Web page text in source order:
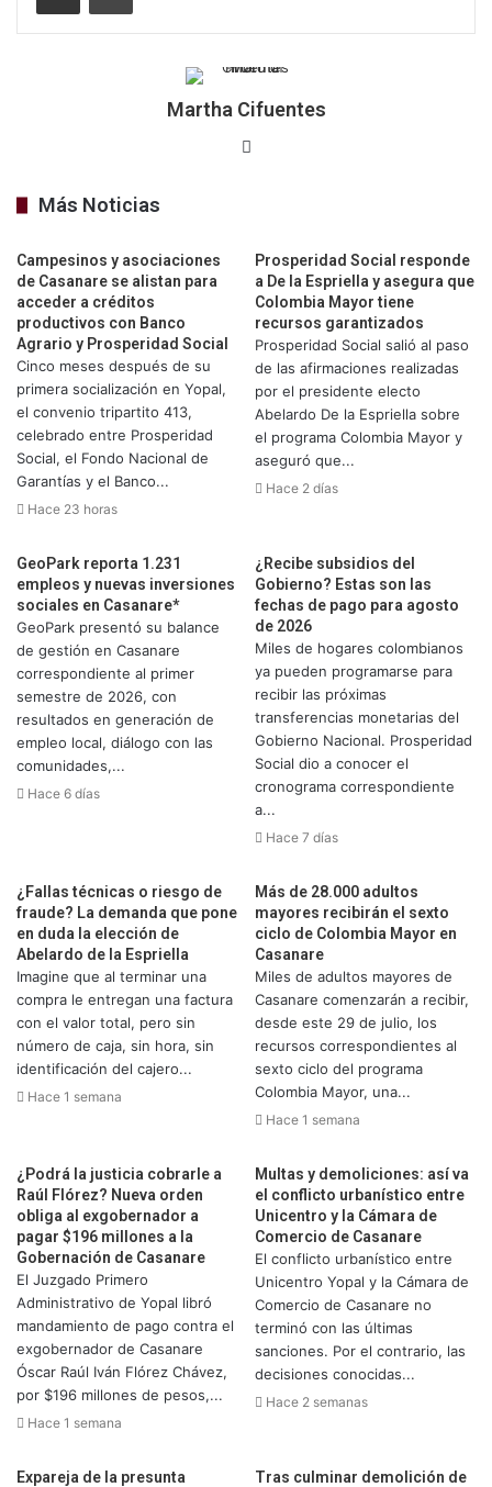
Martha Cifuentes
Sitio
Más Noticias
Campesinos y asociaciones
de Casanare se alistan para
acceder a créditos
productivos con Banco
Agrario y Prosperidad Social
Cinco meses después de su
primera socialización en Yopal,
el convenio tripartito 413,
celebrado entre Prosperidad
Social, el Fondo Nacional de
Garantías y el Banco...
Hace 23 horas
Prosperidad Social responde
a De la Espriella y asegura que
Colombia Mayor tiene
recursos garantizados
Prosperidad Social salió al paso
de las afirmaciones realizadas
por el presidente electo
Abelardo De la Espriella sobre
el programa Colombia Mayor y
aseguró que...
Hace 2 días
GeoPark reporta 1.231
empleos y nuevas inversiones
sociales en Casanare*
GeoPark presentó su balance
de gestión en Casanare
correspondiente al primer
semestre de 2026, con
resultados en generación de
empleo local, diálogo con las
comunidades,...
Hace 6 días
¿Recibe subsidios del
Gobierno? Estas son las
fechas de pago para agosto
de 2026
Miles de hogares colombianos
ya pueden programarse para
recibir las próximas
transferencias monetarias del
Gobierno Nacional. Prosperidad
Social dio a conocer el
cronograma correspondiente
a...
Hace 7 días
¿Fallas técnicas o riesgo de
fraude? La demanda que pone
en duda la elección de
Abelardo de la Espriella
Imagine que al terminar una
compra le entregan una factura
con el valor total, pero sin
número de caja, sin hora, sin
identificación del cajero...
Hace 1 semana
Más de 28.000 adultos
mayores recibirán el sexto
ciclo de Colombia Mayor en
Casanare
Miles de adultos mayores de
Casanare comenzarán a recibir,
desde este 29 de julio, los
recursos correspondientes al
sexto ciclo del programa
Colombia Mayor, una...
Hace 1 semana
¿Podrá la justicia cobrarle a
Raúl Flórez? Nueva orden
obliga al exgobernador a
pagar $196 millones a la
Gobernación de Casanare
El Juzgado Primero
Administrativo de Yopal libró
mandamiento de pago contra el
exgobernador de Casanare
Óscar Raúl Iván Flórez Chávez,
por $196 millones de pesos,...
Hace 1 semana
Multas y demoliciones: así va
el conflicto urbanístico entre
Unicentro y la Cámara de
Comercio de Casanare
El conflicto urbanístico entre
Unicentro Yopal y la Cámara de
Comercio de Casanare no
terminó con las últimas
sanciones. Por el contrario, las
decisiones conocidas...
Hace 2 semanas
Expareja de la presunta
Tras culminar demolición de